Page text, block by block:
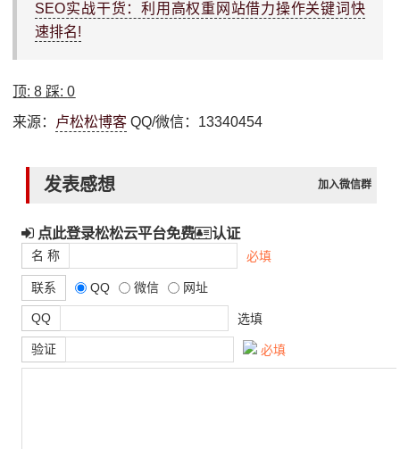
SEO实战干货：利用高权重网站借力操作关键词快
速排名!
顶:8 踩:0
来源： 卢松松博客 QQ/微信：13340454
发表感想 加入微信群
点此登录松松云平台免费 认证
名 称 必填
联系 QQ 微信 网址
QQ 选填
验证 必填